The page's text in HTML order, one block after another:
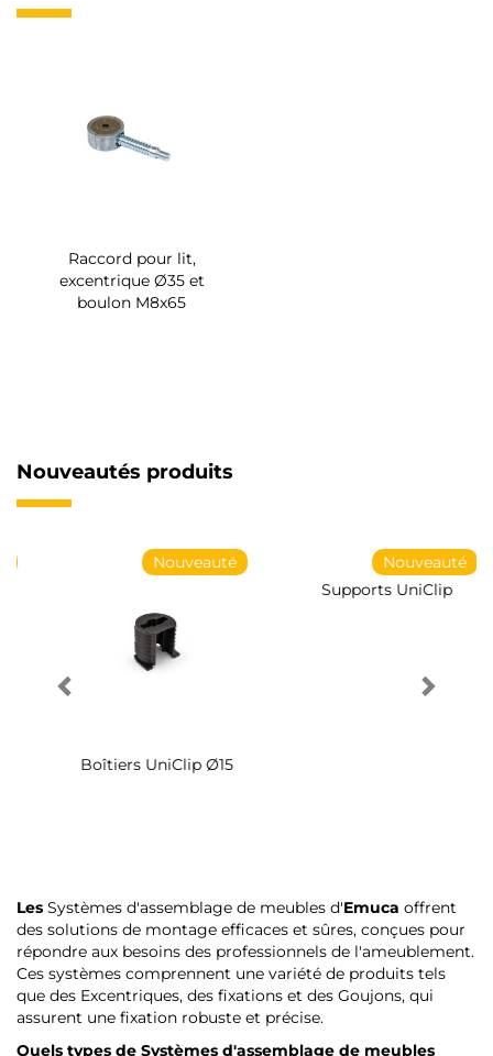
Raccord pour lit,
excentrique Ø35 et
boulon M8x65
Nouveautés produits
Nouveauté
Nouveauté
Les Systèmes d'assemblage de meubles d'Emuca offrent
des solutions de montage efficaces et sûres, conçues pour
répondre aux besoins des professionnels de l'ameublement.
Ces systèmes comprennent une variété de produits tels
que des Excentriques, des fixations et des Goujons, qui
assurent une fixation robuste et précise.
Quels types de Systèmes d'assemblage de meubles